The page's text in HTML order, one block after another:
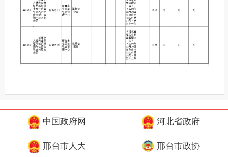
中国政府网 河北省政府
邢台市人大 邢台市政协